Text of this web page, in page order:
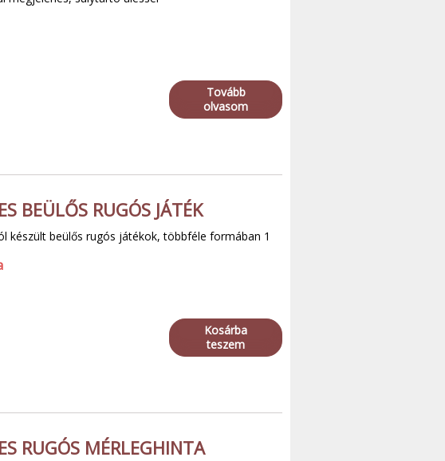
Tovább
olvasom
BEÜLŐS RUGÓS JÁTÉK
készült beülős rugós játékok, többféle formában 1
Kosárba
teszem
RUGÓS MÉRLEGHINTA